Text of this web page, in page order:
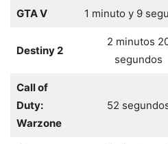
GTA V 1 minuto y 9
Destiny 2
2 minutos
segundos
Call of
Duty:
Warzone
52